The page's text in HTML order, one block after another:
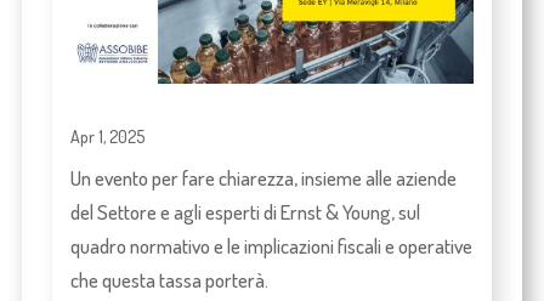
Apr 1, 2025
Un evento per fare chiarezza, insieme alle aziende
del Settore e agli esperti di Ernst & Young, sul
quadro normativo e le implicazioni fiscali e operative
che questa tassa porterà.